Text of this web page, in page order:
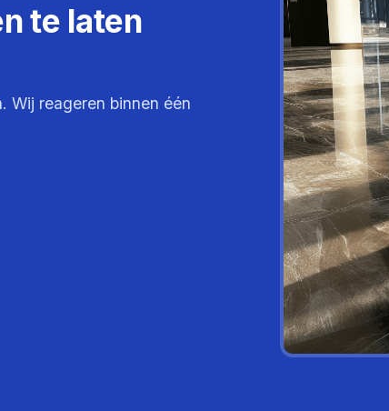
te laten
Wij reageren binnen één